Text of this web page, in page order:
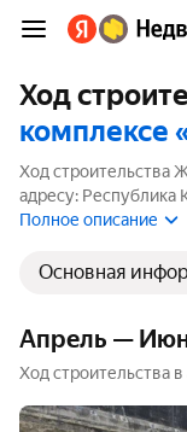
Ход
комплексе
Ход строительства
адресу: Республика
Геологов. В ЖК 1
Полное описание
Основная
Апрель —
Ход строительства